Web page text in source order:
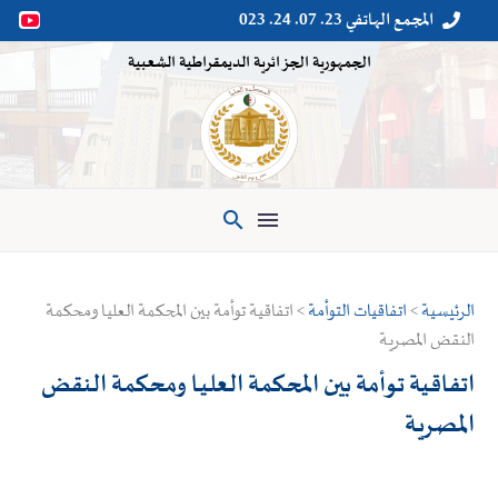

 المجمع الهاتفي 23. 07. 24. 023
الجمهورية الجزائرية الديمقراطية الشعبية

الرئيسية>اتفاقيات التوأمة> اتفاقية توأمة بين المحكمة العليـا ومحكمة
النقض المصريـة
اتفاقية توأمة بين المحكمة العليـا ومحكمة النقض
المصريـة